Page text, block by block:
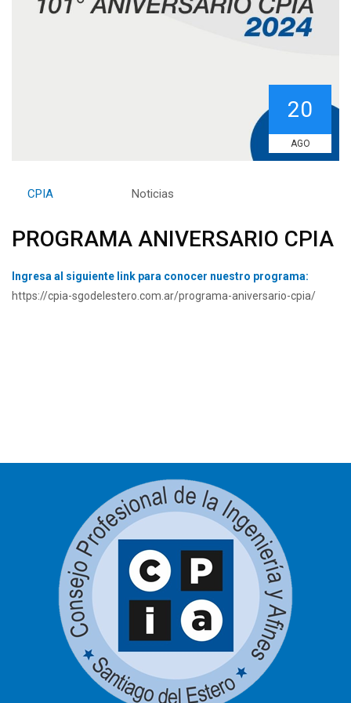
20
AGO
CPIA Noticias
PROGRAMA ANIVERSARIO CPIA
Ingresa al siguiente link para conocer nuestro programa:
https://cpia-sgodelestero.com.ar/programa-aniversario-cpia/